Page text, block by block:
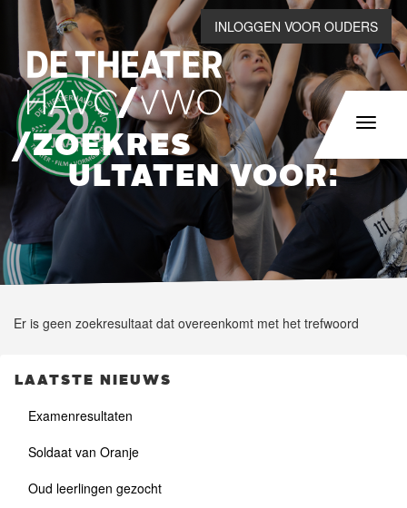
INLOGGEN VOOR OUDERS
ZOEKRES
ULTATEN VOOR:
Er is geen zoekresultaat dat overeenkomt met het trefwoord
LAATSTE NIEUWS
Examenresultaten
Soldaat van Oranje
Oud leerlingen gezocht